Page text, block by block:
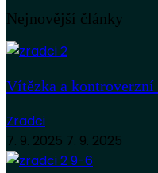
Nejnovější články
Vítězka a
Zradci
7. 9. 2025 7. 9. 2025